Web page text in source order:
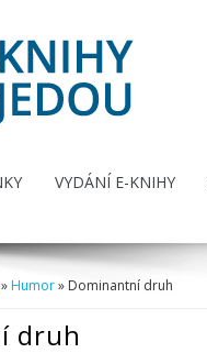
VYDÁNÍ E-KNIHY
»Humor» Dominantní druh
druh